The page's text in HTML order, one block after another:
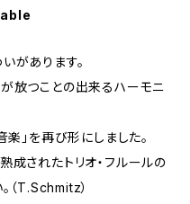
があります。
放つことの出来るハーモニ
楽」を再び形にしました。
成されたトリオ・フルールの
（T.Schmitz）